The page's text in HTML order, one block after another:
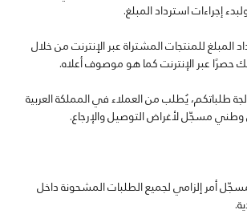
إجراءات استرداد المبلغ.
المبلغ للمنتجات المشتراة عبر الإنترنت من خلال
حصرًا عبر الإنترنت كما هو موصوف أعلاه.
طلباتكم، يُطلب من العملاء في المملكة العربية
وطني مسجّل لأغراض التوصيل والإرجاع.
أمر إلزامي لجميع الطلبات المشحونة داخل